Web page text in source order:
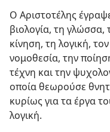
Ο Αριστοτέλης
βιολογία, τη γλώσσα,
κίνηση, τη λογική,
νομοθεσία, την
τέχνη και την
οποία θεωρούσε
κυρίως για τα έργα
λογική.